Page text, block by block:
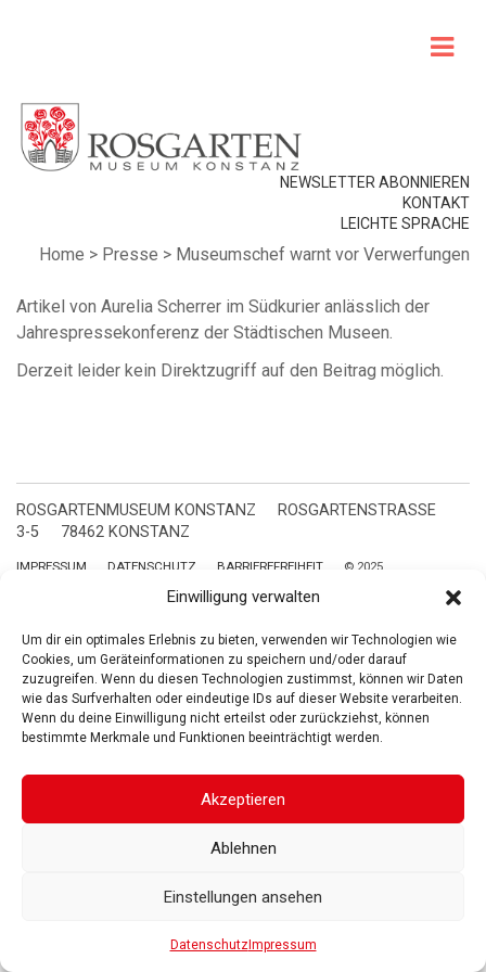
Einwilligung verwalten
Um dir ein optimales Erlebnis zu bieten, verwenden wir Technologien wie
Cookies, um Geräteinformationen zu speichern und/oder darauf
zuzugreifen. Wenn du diesen Technologien zustimmst, können wir Daten
wie das Surfverhalten oder eindeutige IDs auf dieser Website verarbeiten.
Wenn du deine Einwilligung nicht erteilst oder zurückziehst, können
bestimmte Merkmale und Funktionen beeinträchtigt werden.
Akzeptieren
Ablehnen
Einstellungen ansehen
DatenschutzImpressum
NEWSLETTER ABONNIEREN
KONTAKT
LEICHTE SPRACHE
Home > Presse > Museumschef warnt vor Verwerfungen
Artikel von Aurelia Scherrer im Südkurier anlässlich der
Jahrespressekonferenz der Städtischen Museen.
Derzeit leider kein Direktzugriff auf den Beitrag möglich.
ROSGARTENMUSEUM KONSTANZ
ROSGARTENSTRASSE
3-5
78462 KONSTANZ
IMPRESSUM DATENSCHUTZ BARRIEREFREIHEIT
© 2025
Gesellschaft der Freunde des Rosgartenmuseums. Alle Rechte vorbehalten